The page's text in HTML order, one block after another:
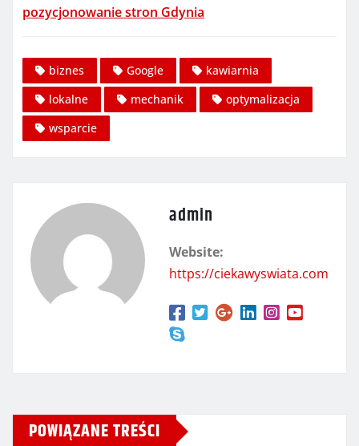
pozycjonowanie stron Gdynia
biznes Google
kawiarnia
lokalne
mechanik
optymalizacja
wsparcie
admin
Website:
https://ciekawyswiata.com
POWIĄZANE TREŚCI